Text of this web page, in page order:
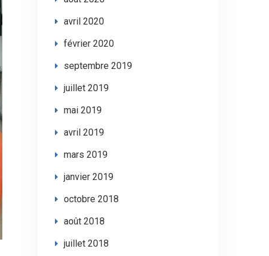
avril 2020
février 2020
septembre 2019
juillet 2019
mai 2019
avril 2019
mars 2019
janvier 2019
octobre 2018
août 2018
juillet 2018